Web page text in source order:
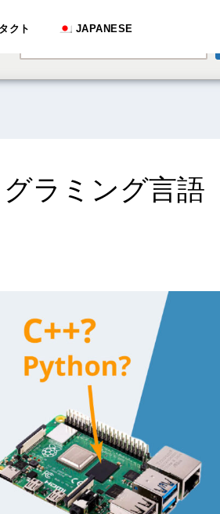
English
クト JAPANESE
ラミング言語